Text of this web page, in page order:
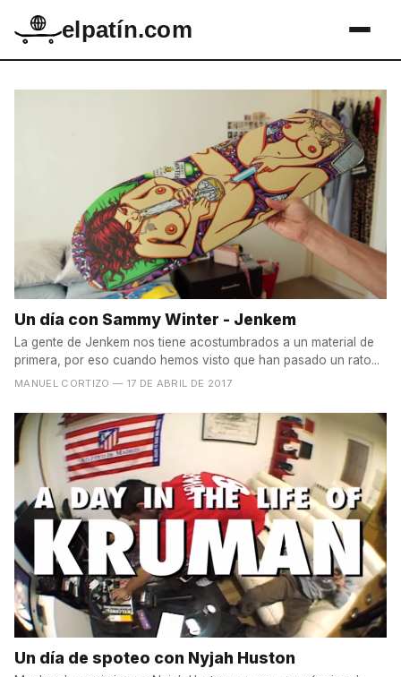
elpatín.com
Un día con Sammy Winter - Jenkem
La gente de Jenkem nos tiene acostumbrados a un material de
primera, por eso cuando hemos visto que han pasado un rato...
MANUEL CORTIZO — 17 DE ABRIL DE 2017
Un día de spoteo con Nyjah Huston